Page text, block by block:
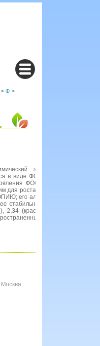
> Ф >
элемент пятой
в виде ФОСФАТОВ в
ФОСФОРНОЙ КИСОЛТЫ,
для роста растений).
его аллотропы включают
стабильный красный
2,34 (красный); температура
изотоп 31Р (100%).